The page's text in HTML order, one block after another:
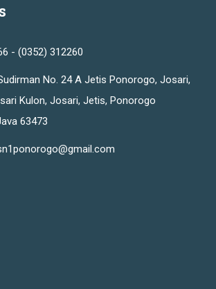
- (0352) 312260
No. 24 A Jetis Ponorogo, Josari,
Kulon, Josari, Jetis, Ponorogo
63473